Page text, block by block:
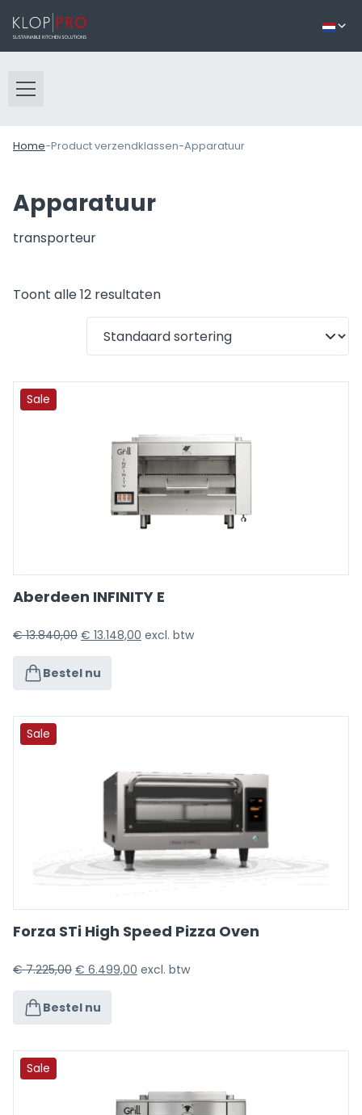
Home-Product verzendklassen-Apparatuur
Apparatuur
transporteur
Toont alle 12 resultaten
Sale
Aberdeen INFINITY E
€13.840,00 € 13.148,00 excl. btw
Bestel nu
Sale
Forza STi High Speed Pizza Oven
€7.225,00 € 6.499,00 excl. btw
Bestel nu
Sale